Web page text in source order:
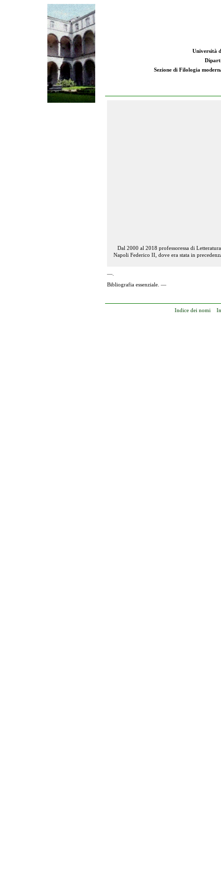
Università
Sezione di Filologia
Dal 2000 al 2018 professoressa di
Napoli Federico II, dove era stata in
—.
Bibliografia essenziale. —
Indice dei nomi